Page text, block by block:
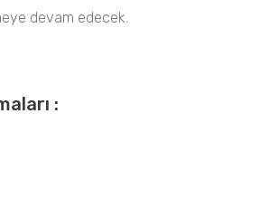
devam edecek.
: